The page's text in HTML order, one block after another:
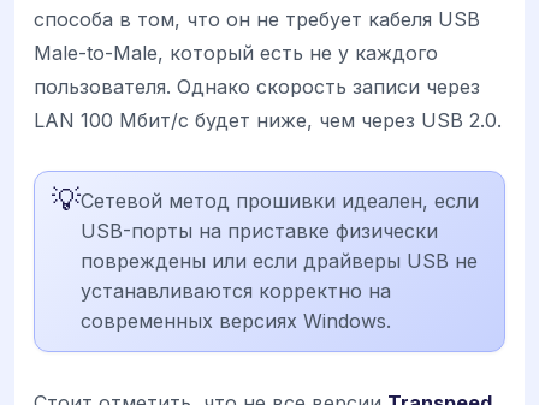
способа в том, что он не требует кабеля USB
Male-to-Male, который есть не у каждого
пользователя. Однако скорость записи через
LAN 100 Мбит/с будет ниже, чем через USB 2.0.
💡Сетевой метод прошивки идеален, если
USB-порты на приставке физически
повреждены или если драйверы USB не
устанавливаются корректно на
современных версиях Windows.